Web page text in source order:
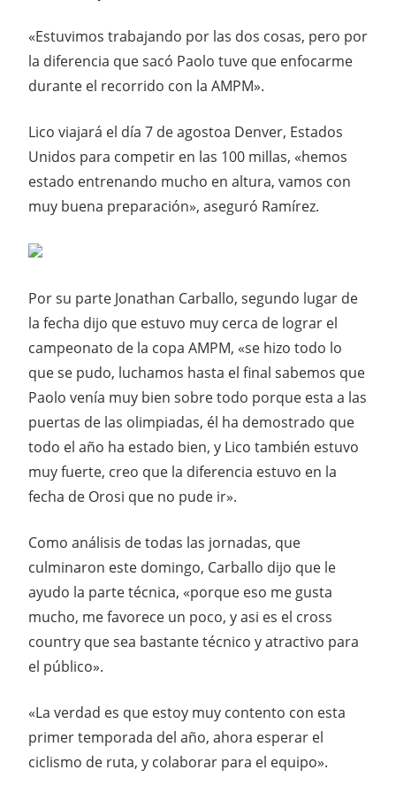
«Estuvimos trabajando por las dos cosas, pero por
la diferencia que sacó Paolo tuve que enfocarme
durante el recorrido con la AMPM».
Lico viajará el día 7 de agostoa Denver, Estados
Unidos para competir en las 100 millas, «hemos
estado entrenando mucho en altura, vamos con
muy buena preparación», aseguró Ramírez.
Por su parte Jonathan Carballo, segundo lugar de
la fecha dijo que estuvo muy cerca de lograr el
campeonato de la copa AMPM, «se hizo todo lo
que se pudo, luchamos hasta el final sabemos que
Paolo venía muy bien sobre todo porque esta a las
puertas de las olimpiadas, él ha demostrado que
todo el año ha estado bien, y Lico también estuvo
muy fuerte, creo que la diferencia estuvo en la
fecha de Orosi que no pude ir».
Como análisis de todas las jornadas, que
culminaron este domingo, Carballo dijo que le
ayudo la parte técnica, «porque eso me gusta
mucho, me favorece un poco, y asi es el cross
country que sea bastante técnico y atractivo para
el público».
«La verdad es que estoy muy contento con esta
primer temporada del año, ahora esperar el
ciclismo de ruta, y colaborar para el equipo».